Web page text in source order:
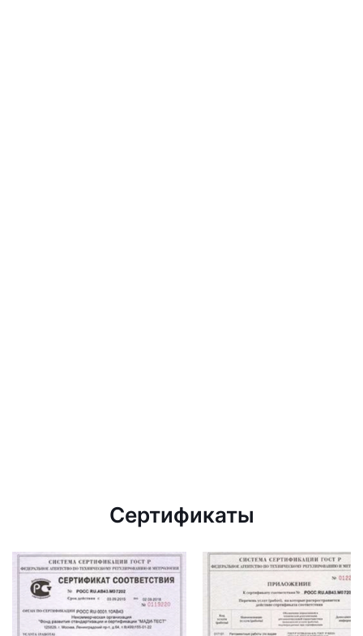
Сертификаты